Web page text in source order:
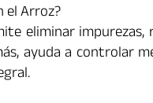
el Arroz?
eliminar
ayuda a controlar